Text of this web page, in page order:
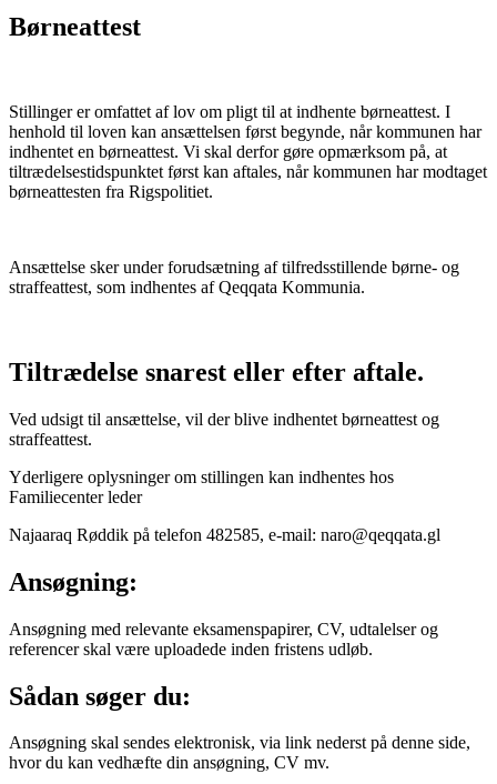
Børneattest
Stillinger er omfattet af lov om pligt til at indhente børneattest. I
henhold til loven kan ansættelsen først begynde, når kommunen har
indhentet en børneattest. Vi skal derfor gøre opmærksom på, at
tiltrædelsestidspunktet først kan aftales, når kommunen har modtaget
børneattesten fra Rigspolitiet.
Ansættelse sker under forudsætning af tilfredsstillende børne- og
straffeattest, som indhentes af Qeqqata Kommunia.
Tiltrædelse snarest eller efter aftale.
Ved udsigt til ansættelse, vil der blive indhentet børneattest og
straffeattest.
Yderligere oplysninger om stillingen kan indhentes hos
Familiecenter leder
Najaaraq Røddik på telefon 482585, e-mail: naro@qeqqata.gl
Ansøgning:
Ansøgning med relevante eksamenspapirer, CV, udtalelser og
referencer skal være uploadede inden fristens udløb.
Sådan søger du:
Ansøgning skal sendes elektronisk, via link nederst på denne side,
hvor du kan vedhæfte din ansøgning, CV mv.